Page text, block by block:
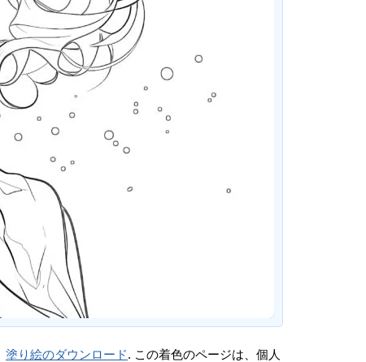
塗り絵のダウンロード. この着色のページは、個人